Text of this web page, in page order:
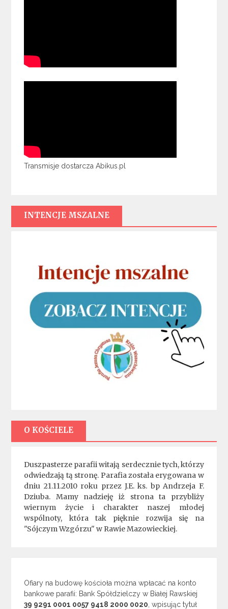
Transmisje dostarcza Abikus.pl
INTENCJE MSZALNE
O KOŚCIELE
Duszpasterze parafii witają serdecznie tych, którzy
odwiedzają tą stronę. Parafia została erygowana w
dniu 21.11.2010 roku przez J.E. ks. bp Andrzeja F.
Dziuba. Mamy nadzieję iż strona ta przybliży
wiernym życie i charakter naszej młodej
wspólnoty, która tak pięknie rozwija się na
"Sójczym Wzgórzu" w Rawie Mazowieckiej.
Ofiary na budowę kościoła można wpłacać na konto
bankowe parafii: Bank Spółdzielczy w Białej Rawskiej
39 9291 0001 0057 9418 2000 0020 , wpisując tytuł